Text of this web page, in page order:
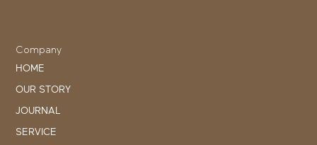
Company
HOME
OUR STORY
JOURNAL
SERVICE